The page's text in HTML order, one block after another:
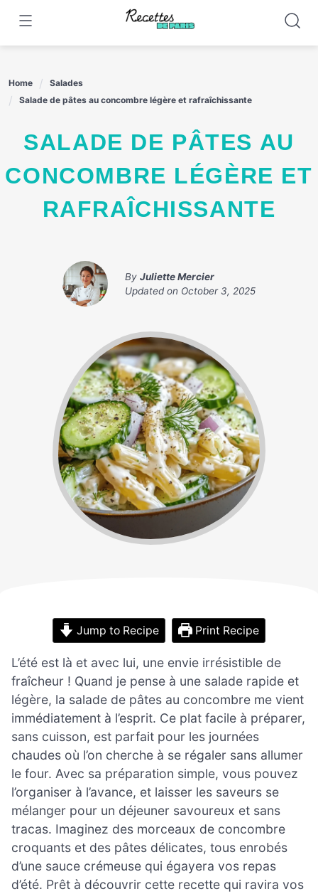
content
Home
Salades
Salade de pâtes au concombre légère et rafraîchissante
SALADE DE PÂTES AU
CONCOMBRE LÉGÈRE ET
RAFRAÎCHISSANTE
By Juliette Mercier
Updated on October 3, 2025
Jump to Recipe Print Recipe
L’été est là et avec lui, une envie irrésistible de
fraîcheur ! Quand je pense à une salade rapide et
légère, la salade de pâtes au concombre me vient
immédiatement à l’esprit. Ce plat facile à préparer,
sans cuisson, est parfait pour les journées
chaudes où l’on cherche à se régaler sans allumer
le four. Avec sa préparation simple, vous pouvez
l’organiser à l’avance, et laisser les saveurs se
mélanger pour un déjeuner savoureux et sans
tracas. Imaginez des morceaux de concombre
croquants et des pâtes délicates, tous enrobés
d’une sauce crémeuse qui égayera vos repas
d’été. Prêt à découvrir cette recette qui ravira vos